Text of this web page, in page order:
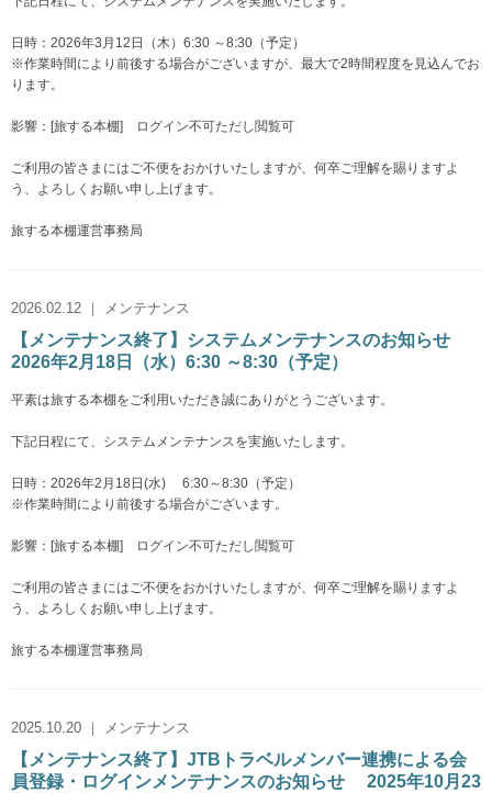
日時：2026年3月12日（木）6:30 ～8:30（予定）
※作業時間により前後する場合がございますが、最大で2時間程度を見込んでお
ります。
影響：[旅する本棚] ログイン不可ただし閲覧可
ご利用の皆さまにはご不便をおかけいたしますが、何卒ご理解を賜りますよ
う、よろしくお願い申し上げます。
旅する本棚運営事務局
2026.02.12 ｜ メンテナンス
【メンテナンス終了】システムメンテナンスのお知らせ
2026年2月18日（水）6:30 ～8:30（予定）
平素は旅する本棚をご利用いただき誠にありがとうございます。
下記日程にて、システムメンテナンスを実施いたします。
日時：2026年2月18日(水) 6:30～8:30（予定）
※作業時間により前後する場合がございます。
影響：[旅する本棚] ログイン不可ただし閲覧可
ご利用の皆さまにはご不便をおかけいたしますが、何卒ご理解を賜りますよ
う、よろしくお願い申し上げます。
旅する本棚運営事務局
2025.10.20 ｜ メンテナンス
【メンテナンス終了】JTBトラベルメンバー連携による会
員登録・ログインメンテナンスのお知らせ 2025年10月23